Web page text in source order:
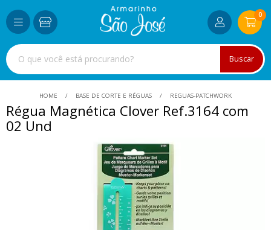
Buscar
0
HOME BASE DE CORTE E RÉGUAS REGUAS-PATCHWORK
Régua Magnética Clover Ref.3164 com
02 Und